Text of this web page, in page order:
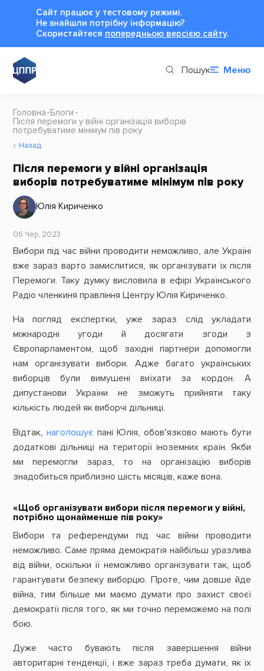
Сайт працює у тестовому режимі.
Не знайшли потрібну інформацію?
Cкористайтеся попередньою версією сайту.
Пошук Меню
Головна Блоги
Після перемоги у війні організація виборів
потребуватиме мінімум пів року
Назад
Після перемоги у війні організація
виборів потребуватиме мінімум пів року
Юлія Кириченко
06 Чер, 2023
Вибори під час війни проводити неможливо, але Україні
вже зараз варто замислитися, як організувати їх після
Перемоги. Таку думку висловила в ефірі Українського
Радіо членкиня правління Центру Юлія Кириченко.
На погляд експертки, уже зараз слід укладати
міжнародні угоди й досягати згоди з
Європарламентом, щоб західні партнери допомогли
нам організувати вибори. Адже багато українських
виборців були вимушені виїхати за кордон. А
дипустанови України не зможуть прийняти таку
кількість людей як виборчі дільниці.
Відтак,наголошує пані Юлія, обов’язково мають бути
додаткові дільниці на території іноземних країн. Якби
ми перемогли зараз, то на організацію виборів
знадобиться приблизно шість місяців, каже вона.
«Щоб організувати вибори після перемоги у війні,
потрібно щонайменше пів року»
Вибори та референдуми під час війни проводити
неможливо. Саме пряма демократія найбільш уразлива
від війни, оскільки її неможливо організувати так, щоб
гарантувати безпеку виборцю. Проте, чим довше йде
війна, тим більше ми маємо думати про захист своєї
демократії після того, як ми точно переможемо на полі
бою.
Дуже часто бувають після завершення війни
авторитарні тенденції, і вже зараз треба думати, як їх